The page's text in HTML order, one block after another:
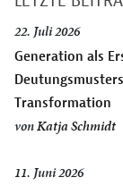
22. Juli 2026
Generation als
Transformation
vonKatja Schmidt
11. Juni 2026